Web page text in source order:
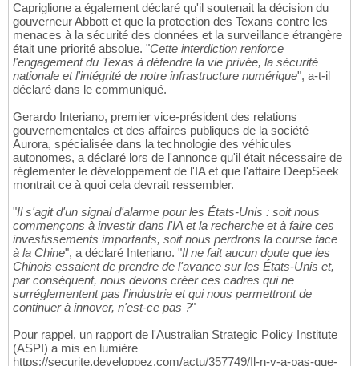
Capriglione a également déclaré qu'il soutenait la décision du
gouverneur Abbott et que la protection des Texans contre les
menaces à la sécurité des données et la surveillance étrangère
était une priorité absolue. "Cette interdiction renforce
l'engagement du Texas à défendre la vie privée, la sécurité
nationale et l'intégrité de notre infrastructure numérique", a-t-il
déclaré dans le communiqué.
Gerardo Interiano, premier vice-président des relations
gouvernementales et des affaires publiques de la société
Aurora, spécialisée dans la technologie des véhicules
autonomes, a déclaré lors de l'annonce qu'il était nécessaire de
réglementer le développement de l'IA et que l'affaire DeepSeek
montrait ce à quoi cela devrait ressembler.
"Il s'agit d'un signal d'alarme pour les États-Unis : soit nous
commençons à investir dans l'IA et la recherche et à faire ces
investissements importants, soit nous perdrons la course face
à la Chine", a déclaré Interiano. "Il ne fait aucun doute que les
Chinois essaient de prendre de l'avance sur les États-Unis et,
par conséquent, nous devons créer ces cadres qui ne
surréglementent pas l'industrie et qui nous permettront de
continuer à innover, n'est-ce pas ?"
Pour rappel, un rapport de l'Australian Strategic Policy Institute
(ASPI) a mis en lumière
https://securite.developpez.com/actu/357749/Il-n-y-a-pas-que-